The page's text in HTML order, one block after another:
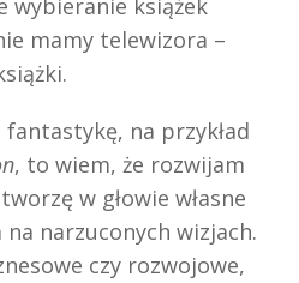
wybieranie książek
mamy telewizora –
na przykład
, to wiem, że rozwijam
w głowie własne
narzuconych wizjach.
czy rozwojowe,